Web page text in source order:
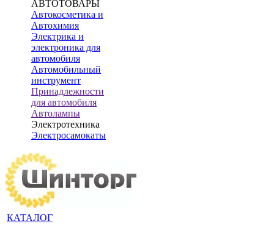
АВТОТОВАРЫ
Автокосметика и
Автохимия
Электрика и
электроника для
автомобиля
Автомобильный
инструмент
Принадлежности
для автомобиля
Автолампы
Электротехника
Электросамокаты
КАТАЛОГ